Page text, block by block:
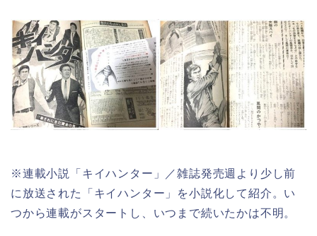
※連載小説「キイハンター」／雑誌発売週より少し前
に放送された「キイハンター」を小説化して紹介。い
つから連載がスタートし、いつまで続いたかは不明。